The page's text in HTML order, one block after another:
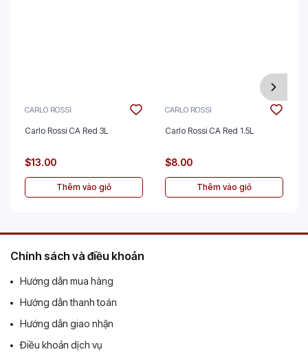
CARLO ROSSI
Carlo Rossi CA Red 3L
$13.00
Thêm vào giỏ
CARLO ROSSI
Carlo Rossi CA Red 1.5L
$8.00
Thêm vào giỏ
Chính sách và điều khoản
Hướng dẫn mua hàng
Hướng dẫn thanh toán
Hướng dẫn giao nhận
Điều khoản dịch vụ